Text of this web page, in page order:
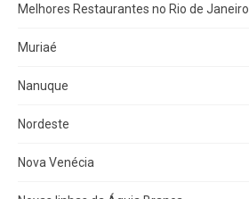
Melhores Restaurantes no Rio de Janeiro
Muriaé
Nanuque
Nordeste
Nova Venécia